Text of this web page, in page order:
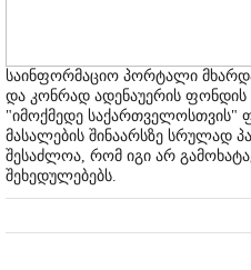
საინფორმაციო პორტალი
და კონრად ადენაუერის ფონდის
"იმოქმედე საქართველოსთვის"
მასალების შინაარსზე სრულად
შესაძლოა, რომ იგი არ
შეხედულებებს.